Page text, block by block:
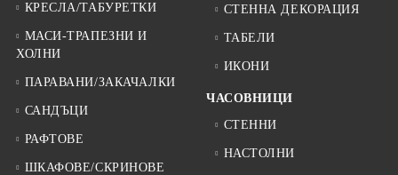
КРЕСЛА/ТАБУРЕТКИ
МАСИ-ТРАПЕЗНИ И
ХОЛНИ
ПАРАВАНИ/ЗАКАЧАЛКИ
САНДЪЦИ
РАФТОВЕ
ШКАФОВЕ/СКРИНОВЕ
СТЕННА ДЕКОРАЦИЯ
ТАБЕЛИ
ИКОНИ
ЧАСОВНИЦИ
СТЕННИ
НАСТОЛНИ